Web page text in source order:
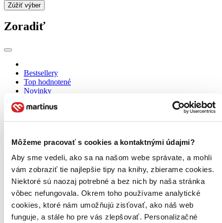
Môžeme pracovať s cookies a kontaktnými údajmi?
Aby sme vedeli, ako sa na našom webe správate, a mohli
vám zobraziť tie najlepšie tipy na knihy, zbierame cookies.
Niektoré sú naozaj potrebné a bez nich by naša stránka
vôbec nefungovala. Okrem toho používame analytické
cookies, ktoré nám umožňujú zisťovať, ako náš web
funguje, a stále ho pre vás zlepšovať. Personalizačné
Zúžiť výber
Zoradiť
Bestsellery
Top hodnotené
Novinky
Najlacnejšie